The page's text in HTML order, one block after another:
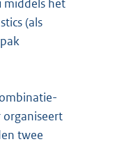
middels het
(als
twee